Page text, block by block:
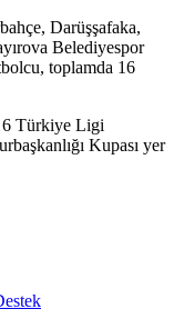
Darüşşafaka,
Belediyespor
toplamda 16
6 Türkiye Ligi
Kupası yer